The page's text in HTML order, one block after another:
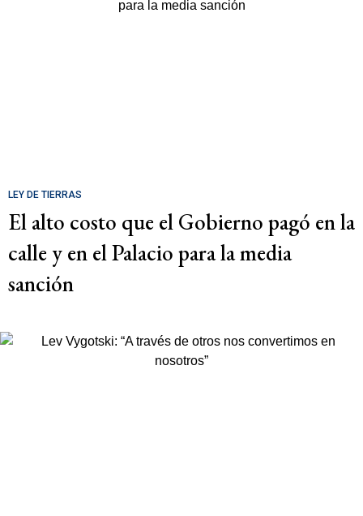
LEY DE TIERRAS
El alto costo que el Gobierno pagó en la
calle y en el Palacio para la media
sanción